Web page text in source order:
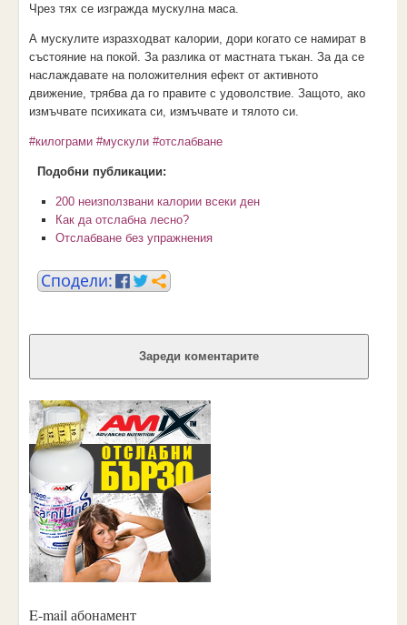
Чрез тях се изгражда мускулна маса.
А мускулите изразходват калории, дори когато се намират в
състояние на покой. За разлика от мастната тъкан. За да се
наслаждавате на положителния ефект от активното
движение, трябва да го правите с удоволствие. Защото, ако
измъчвате психиката си, измъчвате и тялото си.
#килограми #мускули #отслабване
Подобни публикации:
200 неизползвани калории всеки ден
Как да отслабна лесно?
Отслабване без упражнения
Зареди коментарите
E-mail абонамент